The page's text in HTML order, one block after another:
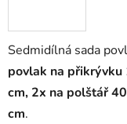
Sedmidílná sada
povlak na
cm, 2x na polštář
cm.